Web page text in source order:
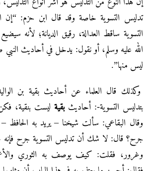
تدليس التسوية خاصة وقد قال ابن حزم: “إن
التسوية ساقط العدالة، رقيق الديانة؛ لأنه
الله عليه وسلم، أو نقول: يدخل في أحاديث النبي
ليس منها”.
وكذلك قال العلماء عن أحاديث بقية بن
بتدليس التسوية-: أحاديث بقية ليست بنقية،
وقال البقاعي: سألت شيخنا – يريد به الحافظ
جرح؟ قال: لا شك أن تدليس التسوية جرح فإنه
وغرور، فقلت: كيف يوصف به الثوري